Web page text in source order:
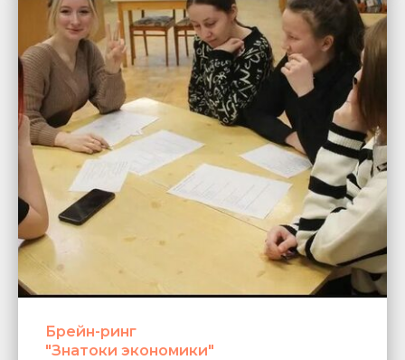
Брейн-ринг
"Знатоки экономики"